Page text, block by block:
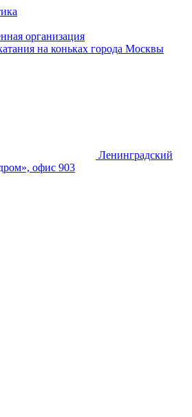
организация
на коньках города Москвы
Ленинградский
офис 903